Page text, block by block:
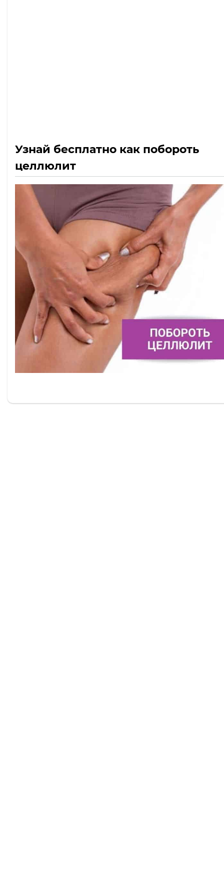
Узнай бесплатно как побороть
целлюлит